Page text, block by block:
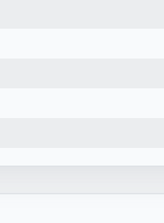
más ligeras
gran estabilidad